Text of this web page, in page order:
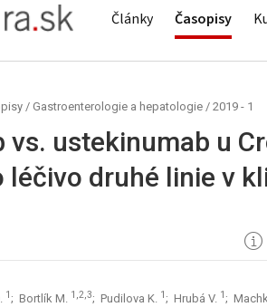
Články Časopisy
/ Gastroenterologie a hepatologie / 2019 - 1
vs. ustekinumab u
léčivo druhé linie v
1 ; Bortlík M. 1,2,3; Pudilova K. 1 ; Hrubá V. 1 ;